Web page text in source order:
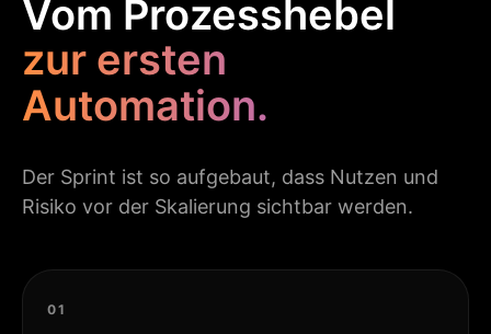
Vom Prozesshebel
zur ersten
Automation.
Der Sprint ist so aufgebaut, dass Nutzen und
Risiko vor der Skalierung sichtbar werden.
01